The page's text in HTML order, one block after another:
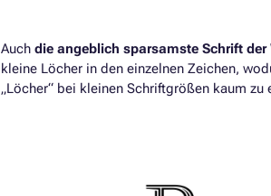
Auch die angeblich sparsamste Schrift der
kleine Löcher in den einzelnen Zeichen,
„Löcher“ bei kleinen Schriftgrößen kaum zu